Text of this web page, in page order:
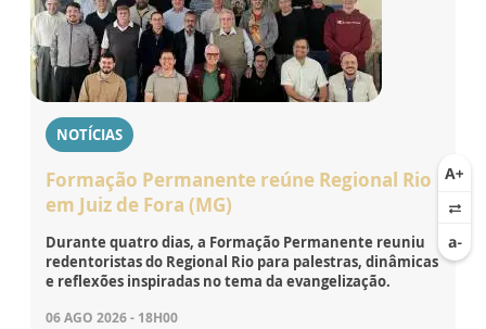
NOTÍCIAS
Formação Permanente reúne Regional Rio
em Juiz de Fora (MG)
Durante quatro dias, a Formação Permanente reuniu
redentoristas do Regional Rio para palestras, dinâmicas
e reflexões inspiradas no tema da evangelização.
06 AGO 2026 - 18H00